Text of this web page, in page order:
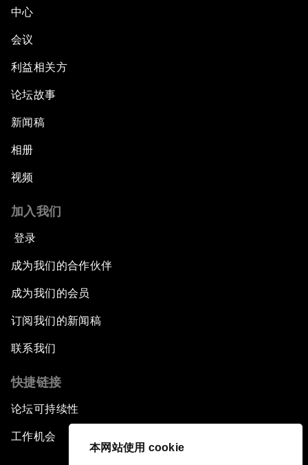
本网站使用 cookie
中心
会议
利益相关方
论坛故事
新闻稿
相册
视频
加入我们
登录
成为我们的合作伙伴
成为我们的会员
订阅我们的新闻稿
联系我们
快捷链接
论坛可持续性
工作机会